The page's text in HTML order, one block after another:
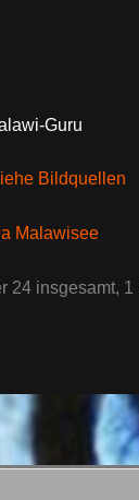
Guru
Bildquellen
Malawisee
24 insgesamt,